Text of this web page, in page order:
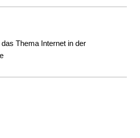
Thema Internet in der